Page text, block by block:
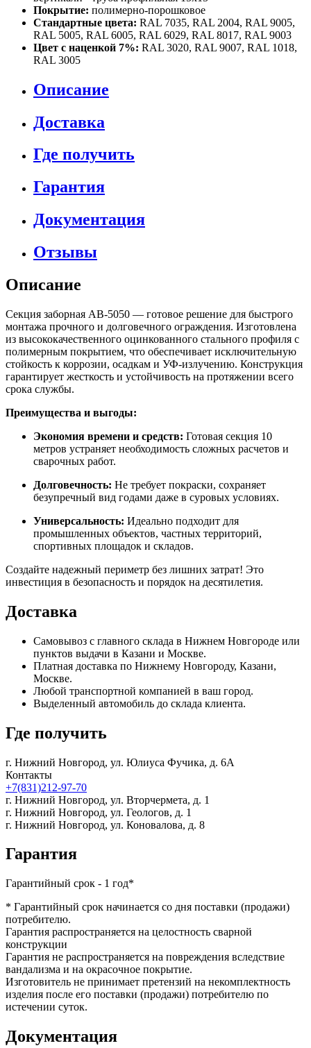
Покрытие: полимерно-порошковое
Стандартные цвета: RAL 7035, RAL 2004, RAL 9005,
RAL 5005, RAL 6005, RAL 6029, RAL 8017, RAL 9003
Цвет с наценкой 7%: RAL 3020, RAL 9007, RAL 1018,
RAL 3005
Описание
Доставка
Где получить
Гарантия
Документация
Отзывы
Описание
Секция заборная АВ-5050 — готовое решение для быстрого
монтажа прочного и долговечного ограждения. Изготовлена
из высококачественного оцинкованного стального профиля с
полимерным покрытием, что обеспечивает исключительную
стойкость к коррозии, осадкам и УФ-излучению. Конструкция
гарантирует жесткость и устойчивость на протяжении всего
срока службы.
Преимущества и выгоды:
Экономия времени и средств: Готовая секция 10
метров устраняет необходимость сложных расчетов и
сварочных работ.
Долговечность: Не требует покраски, сохраняет
безупречный вид годами даже в суровых условиях.
Универсальность: Идеально подходит для
промышленных объектов, частных территорий,
спортивных площадок и складов.
Создайте надежный периметр без лишних затрат! Это
инвестиция в безопасность и порядок на десятилетия.
Доставка
Самовывоз с главного склада в Нижнем Новгороде или
пунктов выдачи в Казани и Москве.
Платная доставка по Нижнему Новгороду, Казани,
Москве.
Любой транспортной компанией в ваш город.
Выделенный автомобиль до склада клиента.
Где получить
г. Нижний Новгород, ул. Юлиуса Фучика, д. 6А
Контакты
+7(831)212-97-70
г. Нижний Новгород, ул. Вторчермета, д. 1
г. Нижний Новгород, ул. Геологов, д. 1
г. Нижний Новгород, ул. Коновалова, д. 8
Гарантия
Гарантийный срок - 1 год*
* Гарантийный срок начинается со дня поставки (продажи)
потребителю.
Гарантия распространяется на целостность сварной
конструкции
Гарантия не распространяется на повреждения вследствие
вандализма и на окрасочное покрытие.
Изготовитель не принимает претензий на некомплектность
изделия после его поставки (продажи) потребителю по
истечении суток.
Документация